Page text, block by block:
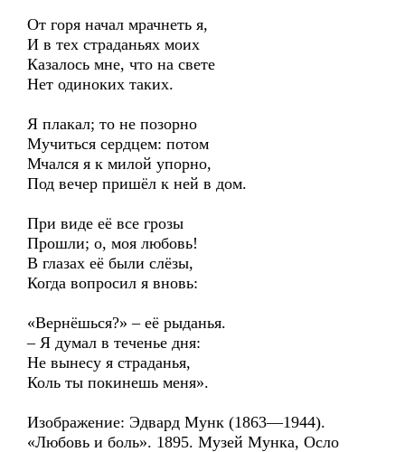
От горя начал мрачнеть я,
И в тех страданьях моих
Казалось мне, что на свете
Нет одиноких таких.
Я плакал; то не позорно
Мучиться сердцем: потом
Мчался я к милой упорно,
Под вечер пришёл к ней в дом.
При виде её все грозы
Прошли; о, моя любовь!
В глазах её были слёзы,
Когда вопросил я вновь:
«Вернёшься?» – её рыданья.
– Я думал в теченье дня:
Не вынесу я страданья,
Коль ты покинешь меня».
Изображение: Эдвард Мунк (1863—1944).
«Любовь и боль». 1895. Музей Мунка, Осло